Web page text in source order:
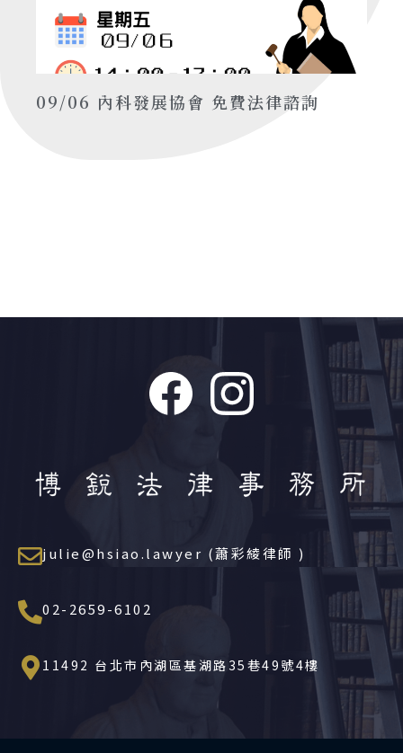
09/06 內科發展協會 免費法律諮詢
julie@hsiao.lawyer (蕭彩綾律師 )
02-2659-6102
11492 台北市內湖區基湖路35巷49號4樓